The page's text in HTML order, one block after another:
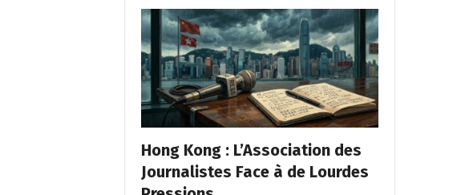
Hong Kong : L’Association des
Journalistes Face à de Lourdes